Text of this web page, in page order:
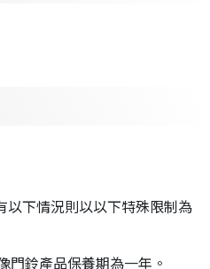
以下情況則以以下特殊限制為
門鈴產品保養期為一年。